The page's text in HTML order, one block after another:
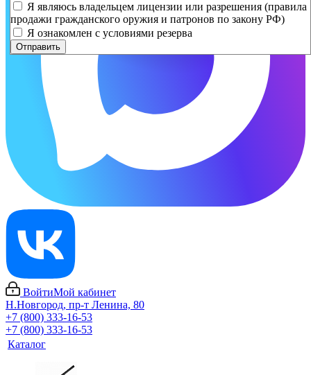
ВойтиМой кабинет
Н.Новгород, пр-т Ленина, 80
+7 (800) 333-16-53
+7 (800) 333-16-53
Каталог
Я являюсь владельцем лицензии или разрешения (правила
продажи гражданского оружия и патронов по закону РФ)
Я ознакомлен с условиями резерва
Отправить